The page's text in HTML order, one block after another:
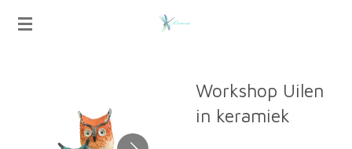
Ga
hoofdinhoud
Workshop Uilen
in keramiek